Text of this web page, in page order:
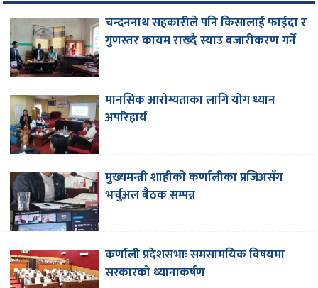
चन्दननाथ सहकारीले पनि किसालाई फाईदा र
गुणस्तर कायम राख्दै स्याउ बजारीकरण गर्ने
मानसिक आरोग्यताका लागि योग ध्यान
अपरिहार्य
मुख्यमन्त्री शाहीकाे कर्णालीका प्रजिअसँग
भर्चुअल बैठक सम्पन्न
कर्णाली प्रदेशसभाः समसामयिक विषयमा
सरकारको ध्यानाकर्षण